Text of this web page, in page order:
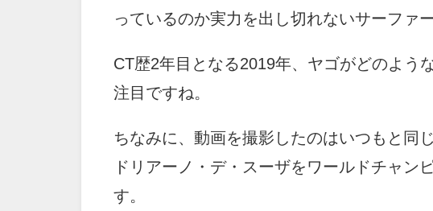
っているのか実力を出し切れないサーファ
CT歴2年目となる2019年、ヤゴがどのよう
注目ですね。
ちなみに、動画を撮影したのはいつもと同
ドリアーノ・デ・スーザをワールドチャン
す。